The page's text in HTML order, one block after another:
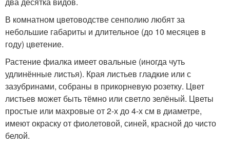
В комнатном цветоводстве сенполию любят за
небольшие габариты и длительное (до 10 месяцев в
году) цветение.
Растение фиалка имеет овальные (иногда чуть
удлинённые листья). Края листьев гладкие или с
зазубринами, собраны в прикорневую розетку. Цвет
листьев может быть тёмно или светло зелёный. Цветы
простые или махровые от 2-х до 4-х см в диаметре,
имеют окраску от фиолетовой, синей, красной до чисто
белой.